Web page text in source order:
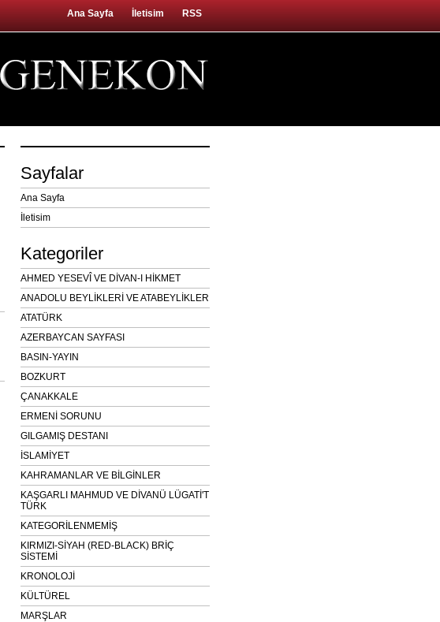
Ana Sayfa İletisim RSS
Sayfalar
Ana Sayfa
İletisim
Kategoriler
AHMED YESEVÎ VE DİVAN-I HİKMET
ANADOLU BEYLİKLERİ VE ATABEYLİKLER
ATATÜRK
AZERBAYCAN SAYFASI
BASIN-YAYIN
BOZKURT
ÇANAKKALE
ERMENİ SORUNU
GILGAMIŞ DESTANI
İSLAMİYET
KAHRAMANLAR VE BİLGİNLER
KAŞGARLI MAHMUD VE DİVANÜ LÜGATİ'T
TÜRK
KATEGORİLENMEMİŞ
KIRMIZI-SİYAH (RED-BLACK) BRİÇ
SİSTEMİ
KRONOLOJİ
KÜLTÜREL
MARŞLAR